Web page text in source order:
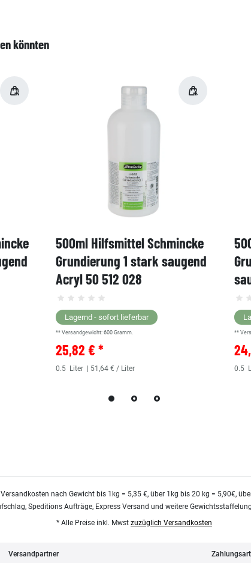
könnten
500ml Hilfsmittel Schmincke
Grundierung 1 stark saugend
Acryl 50 512 028
Lagernd - sofort lieferbar
** Versandgewicht: 600 Gramm.
25,82 € *
0.5 Liter | 51,64 € / Liter
**
0.5
nach Gewicht bis 1kg = 5,35 €, über 1kg bis 20 kg = 5,90€,
Speditions Aufträge, Express Versand und weitere
* Alle Preise inkl. Mwst zuzüglich Versandkosten
Versandpartner